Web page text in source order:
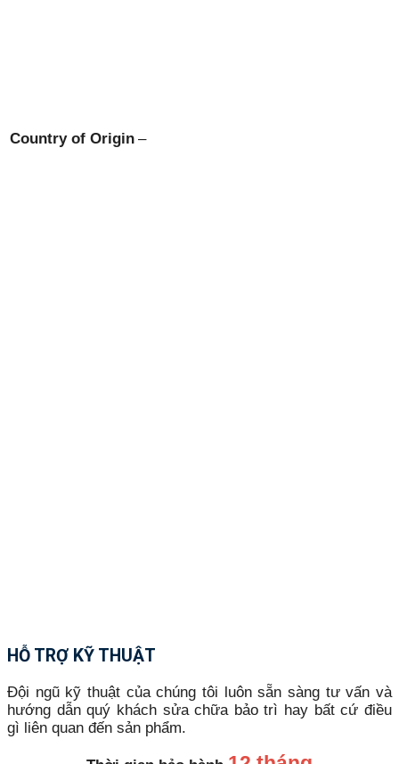
Country of Origin –
HỖ TRỢ KỸ THUẬT
Đội ngũ kỹ thuật của chúng tôi luôn sẵn sàng tư vấn và
hướng dẫn quý khách sửa chữa bảo trì hay bất cứ điều
gì liên quan đến sản phẩm.